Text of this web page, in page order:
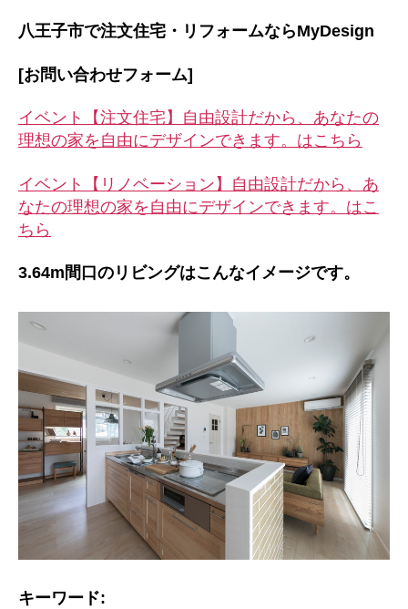
八王子市で注文住宅・リフォームならMyDesign
[お問い合わせフォーム]
イベント【注文住宅】自由設計だから、あなたの
理想の家を自由にデザインできます。はこちら
イベント【リノベーション】自由設計だから、あ
なたの理想の家を自由にデザインできます。はこ
ちら
3.64m間口のリビングはこんなイメージです。
キーワード: